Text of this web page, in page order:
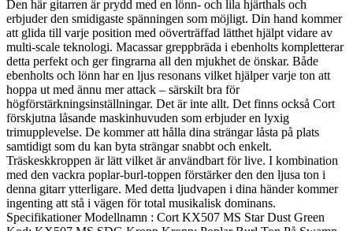
Den här gitarren är prydd med en lönn- och lila hjärthals och
erbjuder den smidigaste spänningen som möjligt. Din hand kommer
att glida till varje position med oöverträffad lätthet hjälpt vidare av
multi-scale teknologi. Macassar greppbräda i ebenholts kompletterar
detta perfekt och ger fingrarna all den mjukhet de önskar. Både
ebenholts och lönn har en ljus resonans vilket hjälper varje ton att
hoppa ut med ännu mer attack – särskilt bra för
högförstärkningsinställningar. Det är inte allt. Det finns också Cort
förskjutna låsande maskinhuvuden som erbjuder en lyxig
trimupplevelse. De kommer att hålla dina strängar låsta på plats
samtidigt som du kan byta strängar snabbt och enkelt.
Träskeskkroppen är lätt vilket är användbart för live. I kombination
med den vackra poplar-burl-toppen förstärker den den ljusa ton i
denna gitarr ytterligare. Med detta ljudvapen i dina händer kommer
ingenting att stå i vägen för total musikalisk dominans.
Specifikationer Modellnamn : Cort KX507 MS Star Dust Green